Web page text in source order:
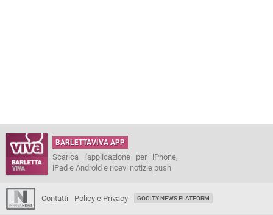
BARLETTAVIVA APP
Scarica l'applicazione per iPhone,
iPad e Android e ricevi notizie push
Contatti Policy e Privacy GOCITY NEWS PLATFORM